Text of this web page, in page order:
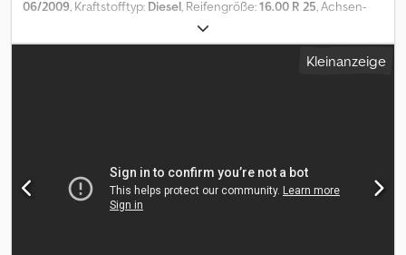
06/2009, Kraftstofftyp: Diesel, Reifengröße:16.00 R 25, Achsen-
Diesel
ABS, Klimaanlage, Kran, = Weitere Optionen und Zubehör = -
6x6 - PTO = Weitere Informationen = Reifenmaß: 16.00 R 25
2009 Schäden: keines
Kleinanzeige